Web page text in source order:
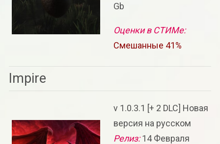
Gb
Оценки в СТИМе:
Смешанные 41%
Impire
v 1.0.3.1 [+ 2 DLC] Новая
версия на русском
Релиз:14 Февраля